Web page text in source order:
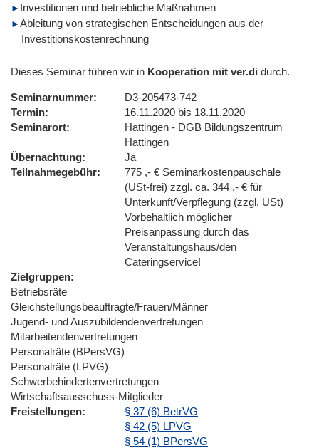
Investitionen und betriebliche Maßnahmen
Ableitung von strategischen Entscheidungen aus der
Investitionskostenrechnung
Dieses Seminar führen wir in Kooperation mit ver.di durch.
Seminarnummer
D3-205473-742
Termin
16.11.2020 bis 18.11.2020
Seminarort
Hattingen - DGB Bildungszentrum
Hattingen
Übernachtung
Ja
Teilnahmegebühr
775 ,- € Seminarkostenpauschale
(USt-frei) zzgl. ca. 344 ,- € für
Unterkunft/Verpflegung (zzgl. USt)
Vorbehaltlich möglicher
Preisanpassung durch das
Veranstaltungshaus/den
Cateringservice!
Zielgruppen
Betriebsräte
Gleichstellungsbeauftragte/Frauen/Männer
Jugend- und Auszubildendenvertretungen
Mitarbeitendenvertretungen
Personalräte (BPersVG)
Personalräte (LPVG)
Schwerbehindertenvertretungen
Wirtschaftsausschuss-Mitglieder
Freistellungen
§ 37 (6) BetrVG
§ 42 (5) LPVG
§ 54 (1) BPersVG